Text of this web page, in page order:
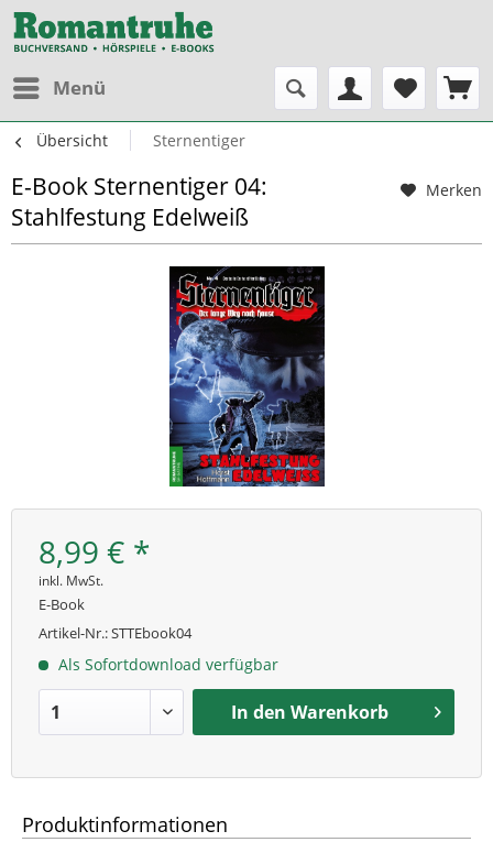
Menü
Übersicht Sternentiger
Merken
E-Book Sternentiger 04:
Stahlfestung Edelweiß
8,99 € *
inkl. MwSt.
E-Book
Artikel-Nr.:STTEbook04
Als Sofortdownload verfügbar
In den Warenkorb
Produktinformationen